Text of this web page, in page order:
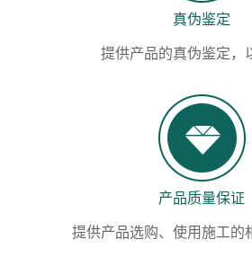
真伪鉴定
提供产品的真伪鉴定，
产品质量保证
提供产品选购、使用施工的